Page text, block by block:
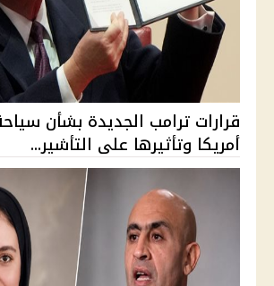
قرارات ترامب الجديدة بشأن
أمريكا وتأثيرها على التأشير...